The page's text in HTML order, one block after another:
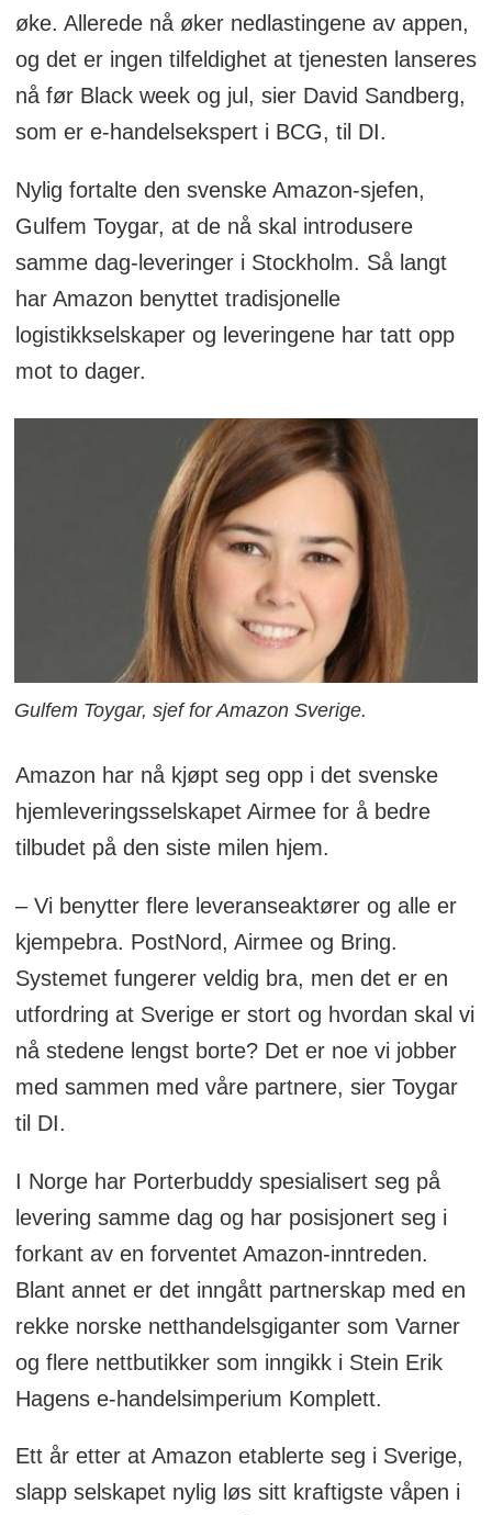
øke. Allerede nå øker nedlastingene av appen,
og det er ingen tilfeldighet at tjenesten lanseres
nå før Black week og jul, sier David Sandberg,
som er e-handelsekspert i BCG, til DI.
Nylig fortalte den svenske Amazon-sjefen,
Gulfem Toygar, at de nå skal introdusere
samme dag-leveringer i Stockholm. Så langt
har Amazon benyttet tradisjonelle
logistikkselskaper og leveringene har tatt opp
mot to dager.
Gulfem Toygar, sjef for Amazon Sverige.
Amazon har nå kjøpt seg opp i det svenske
hjemleveringsselskapet Airmee for å bedre
tilbudet på den siste milen hjem.
– Vi benytter flere leveranseaktører og alle er
kjempebra. PostNord, Airmee og Bring.
Systemet fungerer veldig bra, men det er en
utfordring at Sverige er stort og hvordan skal vi
nå stedene lengst borte? Det er noe vi jobber
med sammen med våre partnere, sier Toygar
til DI.
I Norge har Porterbuddy spesialisert seg på
levering samme dag og har posisjonert seg i
forkant av en forventet Amazon-inntreden.
Blant annet er det inngått partnerskap med en
rekke norske netthandelsgiganter som Varner
og flere nettbutikker som inngikk i Stein Erik
Hagens e-handelsimperium Komplett.
Ett år etter at Amazon etablerte seg i Sverige,
slapp selskapet nylig løs sitt kraftigste våpen i